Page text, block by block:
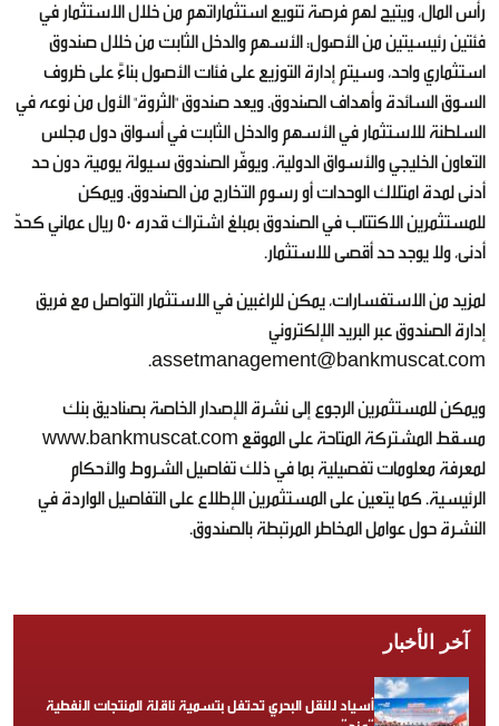
رأس المال، ويتيح لهم فرصة تنويع استثماراتهم من خلال الاستثمار في
فئتين رئيسيتين من الأصول: الأسهم والدخل الثابت من خلال صندوق
استثماري واحد، وسيتم إدارة التوزيع على فئات الأصول بناءً على ظروف
السوق السائدة وأهداف الصندوق. ويعد صندوق "الثروة" الأول من نوعه في
السلطنة للاستثمار في الأسهم والدخل الثابت في أسواق دول مجلس
التعاون الخليجي والأسواق الدولية. ويوفّر الصندوق سيولة يومية دون حد
أدنى لمدة امتلاك الوحدات أو رسوم التخارج من الصندوق. ويمكن
للمستثمرين الاكتتاب في الصندوق بمبلغ اشتراك قدره 50 ريال عماني كحدّ
أدنى، ولا يوجد حد أقصى للاستثمار.
لمزيد من الاستفسارات، يمكن للراغبين في الاستثمار التواصل مع فريق
إدارة الصندوق عبر البريد الإلكتروني
assetmanagement@bankmuscat.com
.
ويمكن للمستثمرين الرجوع إلى نشرة الإصدار الخاصة بصناديق بنك
مسقط المشتركة المتاحة على الموقع www.bankmuscat.com
لمعرفة معلومات تفصيلية بما في ذلك تفاصيل الشروط والأحكام
الرئيسية. كما يتعين على المستثمرين الإطلاع على التفاصيل الواردة في
النشرة حول عوامل المخاطر المرتبطة بالصندوق.
آخر الأخبار
أسياد للنقل البحري تحتفل بتسمية ناقلة المنتجات النفطية